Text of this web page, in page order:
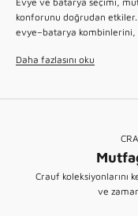
konforunu doğrudan
evye–batarya
Daha fazlasını oku
Crauf koleksiyonlarını
ve
SMART - WORKSTATION